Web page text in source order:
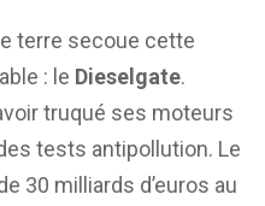
terre secoue cette
: le Dieselgate.
truqué ses moteurs
tests antipollution. Le
30 milliards d’euros au